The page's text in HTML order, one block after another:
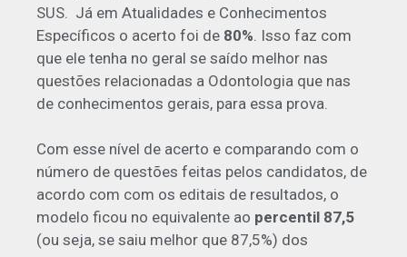
SUS. Já em Atualidades e Conhecimentos
Específicos o acerto foi de 80% . Isso faz com
que ele tenha no geral se saído melhor nas
questões relacionadas a Odontologia que nas
de conhecimentos gerais, para essa prova.
Com esse nível de acerto e comparando com o
número de questões feitas pelos candidatos, de
acordo com com os editais de resultados, o
modelo ficou no equivalente ao percentil 87,5
(ou seja, se saiu melhor que 87,5%) dos